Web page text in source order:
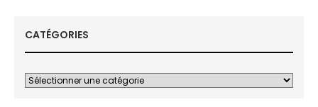
CATÉGORIES